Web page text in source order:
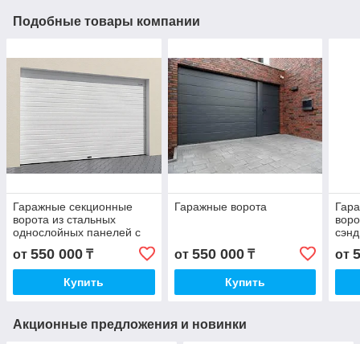
Подобные товары компании
Гаражные секционные
ворота из стальных
однослойных панелей с
торсионным механизмом
RSD02-SLP
от 550 000 ₸
Купить
Гаражные ворота
от 550 000₸
Купить
от
Акционные предложения и новинки